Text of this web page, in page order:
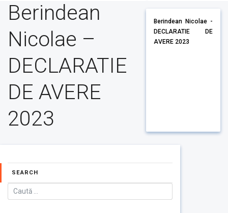
Berindean
Nicolae –
DECLARATIE
DE AVERE
2023
Berindean Nicolae -
DECLARATIE DE
AVERE 2023
SEARCH